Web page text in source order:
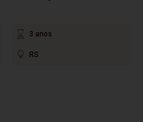
3 anos
RS